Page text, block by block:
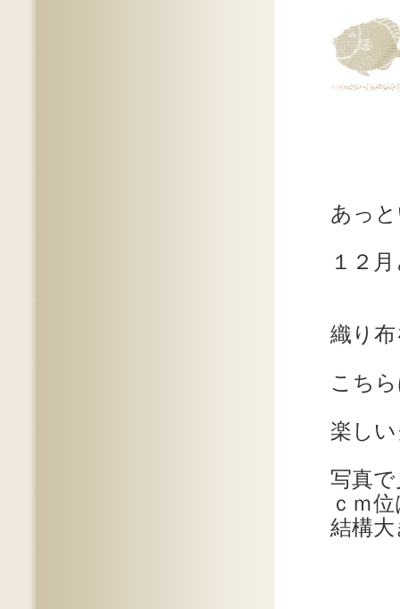
あっ
１２
織り
こち
楽し
写真
ｃｍ
結構